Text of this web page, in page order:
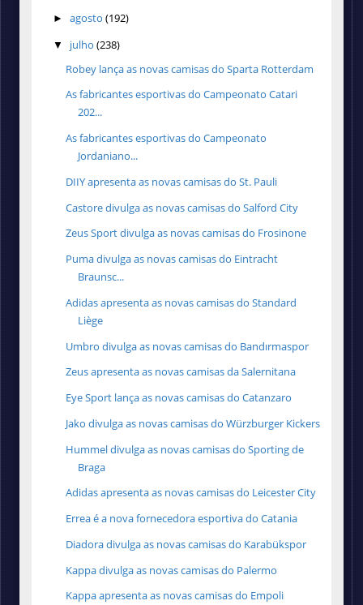
► agosto (192)
▼ julho (238)
Robey lança as novas camisas do Sparta Rotterdam
As fabricantes esportivas do Campeonato Catari
202...
As fabricantes esportivas do Campeonato
Jordaniano...
DIIY apresenta as novas camisas do St. Pauli
Castore divulga as novas camisas do Salford City
Zeus Sport divulga as novas camisas do Frosinone
Puma divulga as novas camisas do Eintracht
Braunsc...
Adidas apresenta as novas camisas do Standard
Liège
Umbro divulga as novas camisas do Bandırmaspor
Zeus apresenta as novas camisas da Salernitana
Eye Sport lança as novas camisas do Catanzaro
Jako divulga as novas camisas do Würzburger Kickers
Hummel divulga as novas camisas do Sporting de
Braga
Adidas apresenta as novas camisas do Leicester City
Errea é a nova fornecedora esportiva do Catania
Diadora divulga as novas camisas do Karabükspor
Kappa divulga as novas camisas do Palermo
Kappa apresenta as novas camisas do Empoli